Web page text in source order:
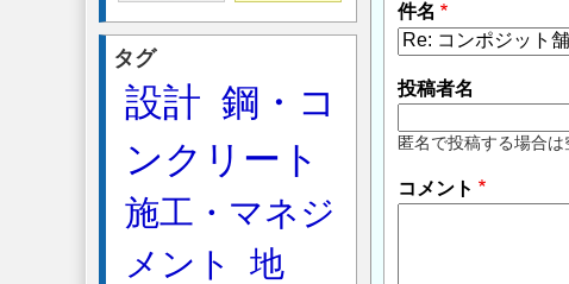
件名
投稿者名
匿名で投稿する場合は
コメント
タグ
設計 鋼・コ
ンクリート
施工・マネジ
メント
地